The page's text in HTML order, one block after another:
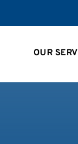
OUR